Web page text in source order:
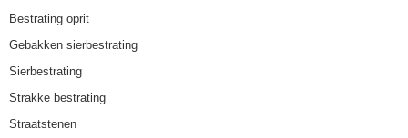
Bestrating oprit
Gebakken sierbestrating
Sierbestrating
Strakke bestrating
Straatstenen